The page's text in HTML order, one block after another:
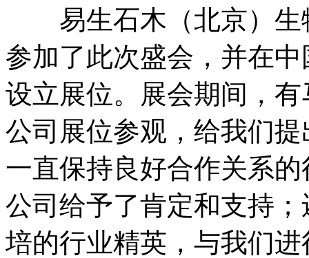
易生石木（北京）生
参加了此次盛会，并在
设立展位。展会期间，
公司展位参观，给我们
一直保持良好合作关系
公司给予了肯定和支持
培的行业精英，与我们